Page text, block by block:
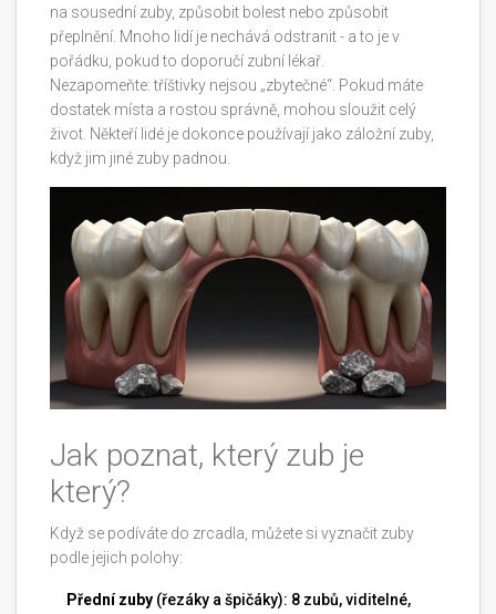
na sousední zuby, způsobit bolest nebo způsobit
přeplnění. Mnoho lidí je nechává odstranit - a to je v
pořádku, pokud to doporučí zubní lékař.
Nezapomeňte: tříštivky nejsou „zbytečné“. Pokud máte
dostatek místa a rostou správně, mohou sloužit celý
život. Někteří lidé je dokonce používají jako záložní zuby,
když jim jiné zuby padnou.
Jak poznat, který zub je
který?
Když se podíváte do zrcadla, můžete si vyznačit zuby
podle jejich polohy:
Přední zuby (řezáky a špičáky): 8 zubů, viditelné,